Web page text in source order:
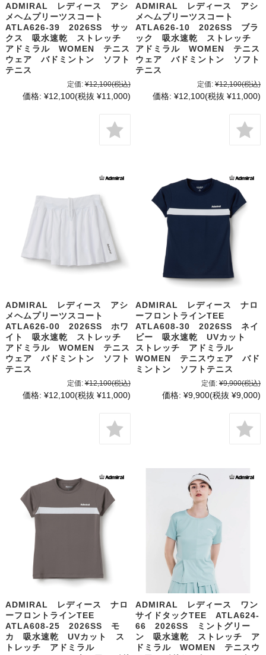
ADMIRAL レディース アシ
メヘムプリーツスコート
ATLA626-39 2026SS サッ
クス 吸水速乾 ストレッチ
アドミラル WOMEN テニス
ウェア バドミントン ソフト
テニス
定価: ¥12,100(税込)
価格: ¥12,100(税抜 ¥11,000)
ADMIRAL レディース アシ
メヘムプリーツスコート
ATLA626-10 2026SS ブラ
ック 吸水速乾 ストレッチ
アドミラル WOMEN テニス
ウェア バドミントン ソフト
テニス
定価: ¥12,100(税込)
価格: ¥12,100(税抜 ¥11,000)
ADMIRAL レディース アシ
メヘムプリーツスコート
ATLA626-00 2026SS ホワ
イト 吸水速乾 ストレッチ
アドミラル WOMEN テニス
ウェア バドミントン ソフト
テニス
定価: ¥12,100(税込)
価格: ¥12,100(税抜 ¥11,000)
ADMIRAL レディース ナロ
ーフロントラインTEE
ATLA608-30 2026SS ネイ
ビー 吸水速乾 UVカット
ストレッチ アドミラル
WOMEN テニスウェア バド
ミントン ソフトテニス
定価: ¥9,900(税込)
価格: ¥9,900(税抜 ¥9,000)
ADMIRAL レディース ナロ
ーフロントラインTEE
ATLA608-25 2026SS モ
カ 吸水速乾 UVカット ス
トレッチ アドミラル
ADMIRAL レディース ワン
サイドタックTEE ATLA624-
66 2026SS ミントグリー
ン 吸水速乾 ストレッチ ア
ドミラル WOMEN テニスウ